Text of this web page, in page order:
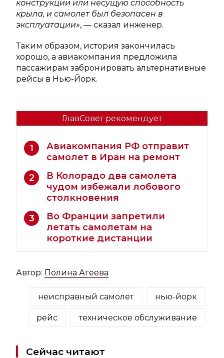
конструкции или несущую способность
крыла, и самолет был безопасен в
эксплуатации», — сказал инженер.
Таким образом, история закончилась
хорошо, а авиакомпания предложила
пассажирам забронировать альтернативные
рейсы в Нью-Йорк.
ГлавСовет рекомендует
1
Авиакомпания РФ отправит
самолет в Иран на ремонт
2
В Колорадо два самолета
чудом избежали лобового
столкновения
3
Во Франции запретили
летать самолетам на
короткие дистанции
Автор: Полина Агеева
неисправный самолет нью-йорк
рейс техническое обслуживание
Сейчас читают